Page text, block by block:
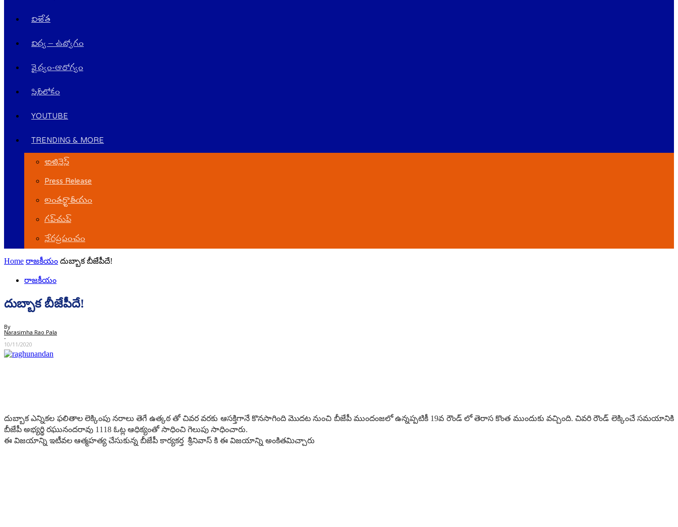
విజేత
విద్య – ఉద్యోగం
వైద్యం-ఆరోగ్యం
సినీలోకం
YOUTUBE
TRENDING & MORE
బిజినెస్
Press Release
అంతర్జాతీయం
గ‌ప్‌చుప్
నేర‌ప్ర‌పంచం
Home రాజ‌కీయం దుబ్బాక బీజేపీదే!
రాజ‌కీయం
దుబ్బాక బీజేపీదే!
By
Narasimha Rao Pala
-
10/11/2020
దుబ్బాక ఎన్నికల ఫలితాల లెక్కింపు నరాలు తెగే ఉత్కఠ తో చివర వరకు ఆసక్తిగానే కొనసాగింది మొదట నుంచి బీజేపీ ముందంజలో ఉన్నప్పటికీ 19వ రౌండ్ లో తెరాస కొంత ముందుకు వచ్చింది. చివరి రౌండ్ లెక్కించే సమయానికి
బీజేపీ అభ్యర్థి రఘునందరావు 1118 ఓట్ల ఆధిక్యంతో సాధించి గెలుపు సాధించారు.
ఈ విజయాన్ని ఇటీవల ఆత్మహత్య చేసుకున్న బీజేపీ కార్యకర్త శ్రీనివాస్ కి ఈ విజయాన్ని అంకితమిచ్చారు